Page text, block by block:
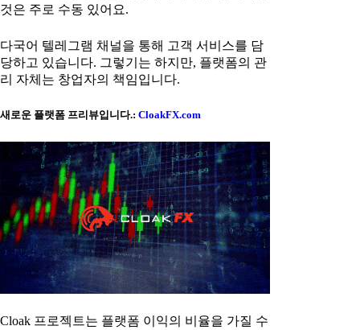
것은 주로 수동 있어요.
다국어 텔레그램 채널을 통해 고객 서비스를 담
당하고 있습니다. 그렇기는 하지만, 플랫폼의 관
리 자체는 창업자의 책임입니다.
새로운 플랫폼 프리뷰입니다.: CloakFX.com
Cloak 프로젝트는 플랫폼 이익의 비율을 가질 수